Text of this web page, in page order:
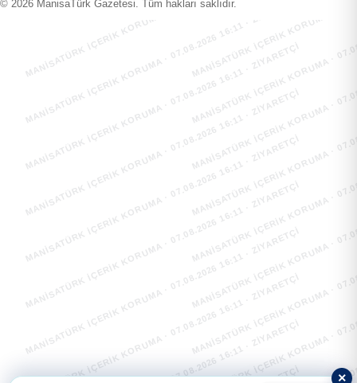
© 2026 ManisaTürk Gazetesi. Tüm hakları saklıdır.
×
MANİSATÜRK İÇERİK KORUMA · 07.08.2026 16:11 · ZIYARETÇI
MANİSATÜRK İÇERİK KORUMA
MANİSATÜRK İÇERİK KORUMA · 07.08.2026 16:11 · ZIYARETÇI
MANİSATÜRK İÇERİK KORUMA
MANİSATÜRK İÇERİK KORUMA · 07.08.2026 16:11 · ZIYARETÇI
MANİSATÜRK İÇERİK KORUMA
MANİSATÜRK İÇERİK KORUMA · 07.08.2026 16:11 · ZIYARETÇI
MANİSATÜRK İÇERİK KORUMA
MANİSATÜRK İÇERİK KORUMA · 07.08.2026 16:11 · ZIYARETÇI
MANİSATÜRK İÇERİK KORUMA
MANİSATÜRK İÇERİK KORUMA · 07.08.2026 16:11 · ZIYARETÇI
MANİSATÜRK İÇERİK KORUMA
MANİSATÜRK İÇERİK KORUMA · 07.08.2026 16:11 · ZIYARETÇI
MANİSATÜRK İÇERİK KORUMA